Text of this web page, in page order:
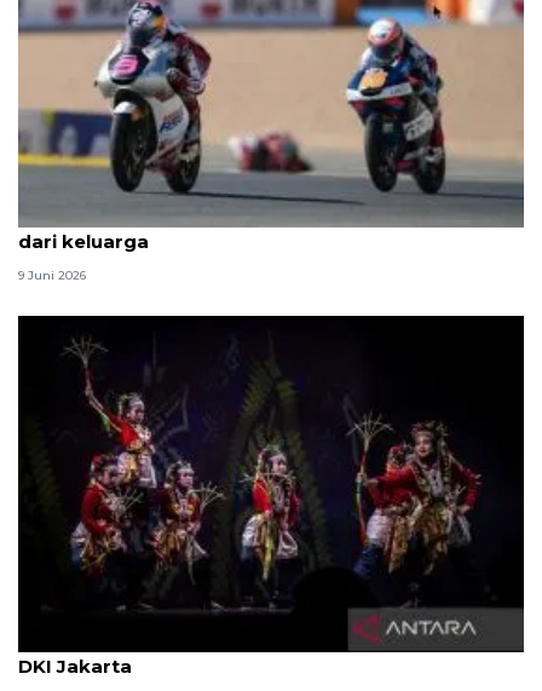
Veda Ega pulang sejenak setelah tiga Lebaran jauh
dari keluarga
9 Juni 2026
Ragam rekomendasi wisata libur Lebaran 2026 di
DKI Jakarta